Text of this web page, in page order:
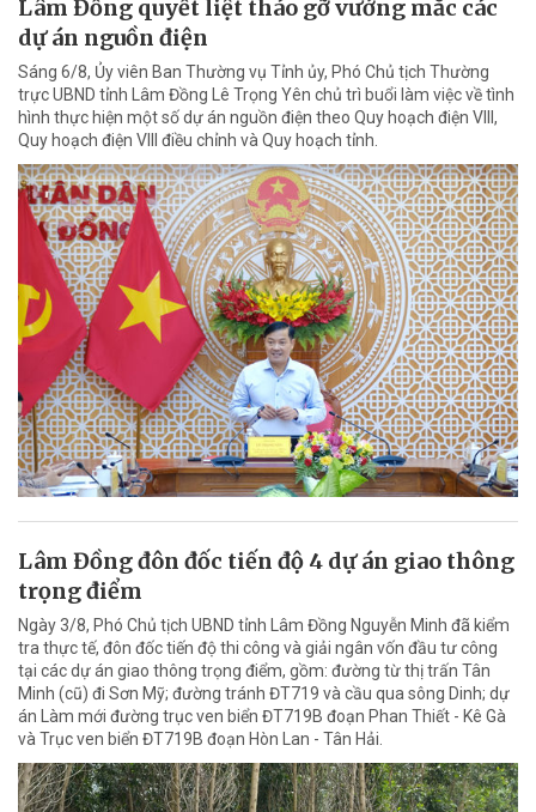
Lâm Đồng quyết liệt tháo gỡ vướng mắc các
dự án nguồn điện
Sáng 6/8, Ủy viên Ban Thường vụ Tỉnh ủy, Phó Chủ tịch Thường
trực UBND tỉnh Lâm Đồng Lê Trọng Yên chủ trì buổi làm việc về tình
hình thực hiện một số dự án nguồn điện theo Quy hoạch điện VIII,
Quy hoạch điện VIII điều chỉnh và Quy hoạch tỉnh.
Lâm Đồng đôn đốc tiến độ 4 dự án giao thông
trọng điểm
Ngày 3/8, Phó Chủ tịch UBND tỉnh Lâm Đồng Nguyễn Minh đã kiểm
tra thực tế, đôn đốc tiến độ thi công và giải ngân vốn đầu tư công
tại các dự án giao thông trọng điểm, gồm: đường từ thị trấn Tân
Minh (cũ) đi Sơn Mỹ; đường tránh ĐT719 và cầu qua sông Dinh; dự
án Làm mới đường trục ven biển ĐT719B đoạn Phan Thiết - Kê Gà
và Trục ven biển ĐT719B đoạn Hòn Lan - Tân Hải.